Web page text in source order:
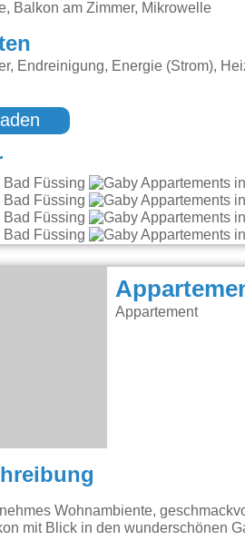
Balkon am Zimmer, Mikrowelle
Endreinigung, Energie (Strom),
Appartement
Wohnambiente,
mit Blick in den wunderschönen